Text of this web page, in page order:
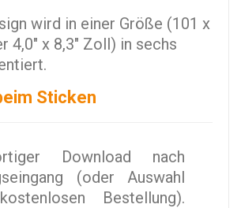
wird in einer Größe (101 x
4,0" x 8,3" Zoll) in sechs
Sticken
Download nach
(oder Auswahl
Bestellung).